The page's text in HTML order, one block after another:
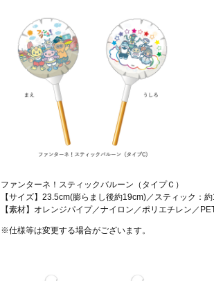
ファンターネ！スティックバルーン（タイプＣ）
【サイズ】23.5cm(膨らまし後約19cm)／スティック：
【素材】オレンジパイプ／ナイロン／ポリエチレン／
※仕様等は変更する場合がございます。